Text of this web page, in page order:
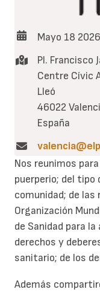
Nos reunimos
puerperio; del
comunidad; de las
Organización
de Sanidad para
derechos y
sanitario; de los
Además
Mayo 18
Pl. Francisco
Centre Cívic
Lleó
46022
España